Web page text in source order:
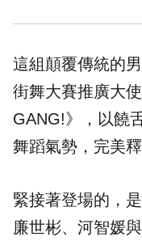
這組顛覆傳統的
街舞大賽推廣大
GANG!》，以饒
舞蹈氣勢，完美
緊接著登場的，
廉世彬、河智媛